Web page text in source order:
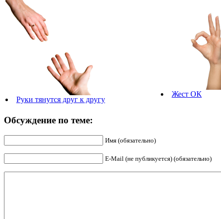
Руки тянутся друг к другу
Жест ОК
Обсуждение по теме:
Имя (обязательно)
E-Mail (не публикуется) (обязательно)